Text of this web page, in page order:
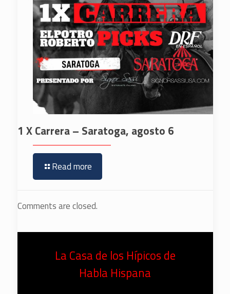
1 X Carrera – Saratoga, agosto 6
Read more
Comments are closed.
La Casa de los Hípicos de
Habla Hispana